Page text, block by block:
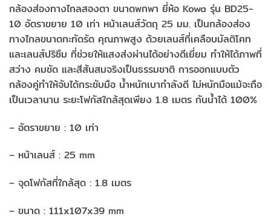
กล้องส่องทางไกลสองตา ขนาดพกพา ยี่ห้อ Kowa รุ่น BD25-
10 อัตราขยาย 10 เท่า หน้าเลนส์วัตถุ 25 มม. เป็นกล้องส่อง
ทางไกลขนาดกะทัดรัด คุณภาพสูง ด้วยเลนส์ที่เคลือบมัลติโคท
และเลนส์ปริซึม ที่ช่วยให้แสงส่งผ่านได้อย่างดีเยี่ยม ทำให้ได้ภาพที่
สว่าง คมชัด และสีสันสมจริงเป็นธรรมชาติ การออกแบบตัว
กล้องคู่ทำให้จับได้กระชับมือ น้ำหนักเบากำลังดี ไม่หนักมือแม้จะถือ
เป็นเวลานาน ระยะโฟกัสใกล้สุดเพียง 1.8 เมตร กันน้ำได้ 100%
– อัตราขยาย : 10 เท่า
– หน้าเลนส์ : 25 mm
– จุดโฟกัสที่ใกล้สุด : 1.8 เมตร
– ขนาด : 111x107x39 mm